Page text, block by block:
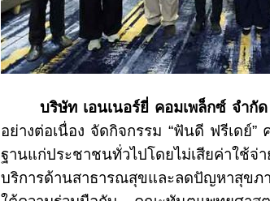
บริษัท เอนเนอร์ยี่ คอมเพล็กซ์ จำกั
อย่างต่อเนื่อง จัดกิจกรรม “ฟันดี ฟรีเดย์”
ฐานแก่ประชาชนทั่วไปโดยไม่เสียค่าใช้
บริการด้านสาธารณสุขและลดปัญหาสุขภ